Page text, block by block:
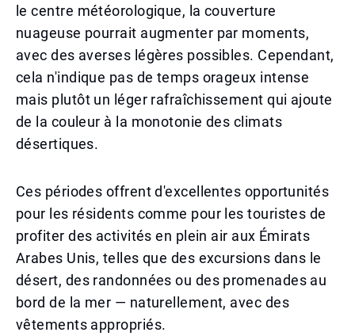
le centre météorologique, la couverture
nuageuse pourrait augmenter par moments,
avec des averses légères possibles. Cependant,
cela n'indique pas de temps orageux intense
mais plutôt un léger rafraîchissement qui ajoute
de la couleur à la monotonie des climats
désertiques.
Ces périodes offrent d'excellentes opportunités
pour les résidents comme pour les touristes de
profiter des activités en plein air aux Émirats
Arabes Unis, telles que des excursions dans le
désert, des randonnées ou des promenades au
bord de la mer — naturellement, avec des
vêtements appropriés.